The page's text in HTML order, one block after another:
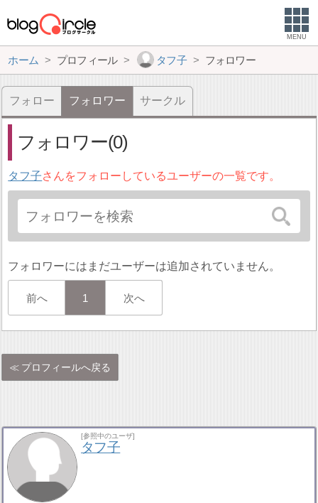
MENU
ホーム プロフィール タフ子 フォロワー
フォロー フォロワー サークル
フォロワー(0)
タフ子さんをフォローしているユーザーの一覧です。
フォロワーにはまだユーザーは追加されていません。
前へ 1 次へ
プロフィールへ戻る
[参照中のユーザ]
タフ子